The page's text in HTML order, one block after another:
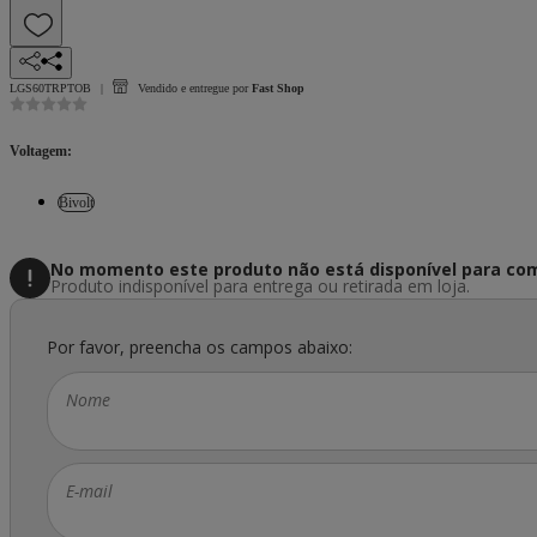
LGS60TRPTOB Vendido e entregue por Fast Shop
Voltagem:
Bivolt
No momento este produto não está disponível para
Produto indisponível para entrega ou retirada em loja.
Por favor, preencha os campos abaixo:
Nome
E-mail